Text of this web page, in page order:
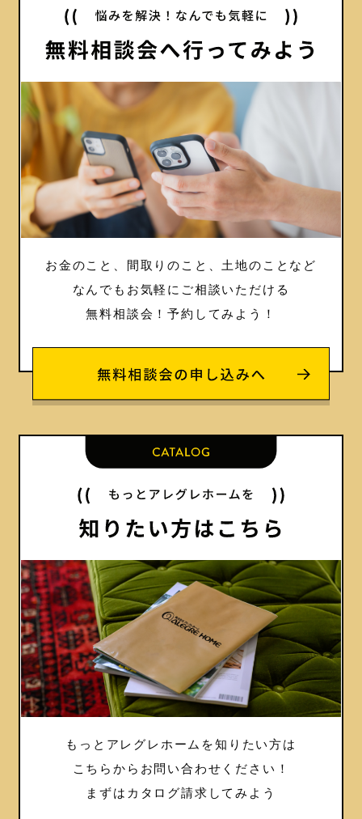
お金のこと、間取りのこと、土地のことなど
なんでもお気軽にご相談いただける
無料相談会！予約してみよう！
もっとアレグレホームを知りたい方は
こちらからお問い合わせください！
まずはカタログ請求してみよう